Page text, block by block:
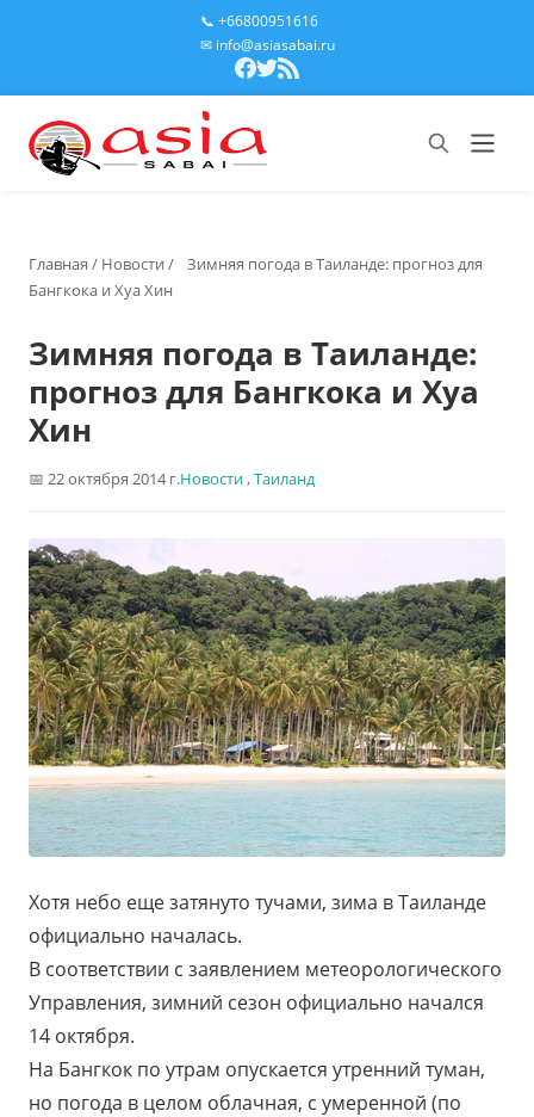
📞 +66800951616
✉ info@asiasabai.ru
Главная / Новости /
Зимняя погода в Таиланде: прогноз для
Бангкока и Хуа Хин
Зимняя погода в Таиланде:
прогноз для Бангкока и Хуа
Хин
22 октября 2014 г.Новости,Таиланд
Хотя небо еще затянуто тучами, зима в Таиланде
официально началась.
В соответствии с заявлением метеорологического
Управления, зимний сезон официально начался
14 октября.
На Бангкок по утрам опускается утренний туман,
но погода в целом облачная, с умеренной (по